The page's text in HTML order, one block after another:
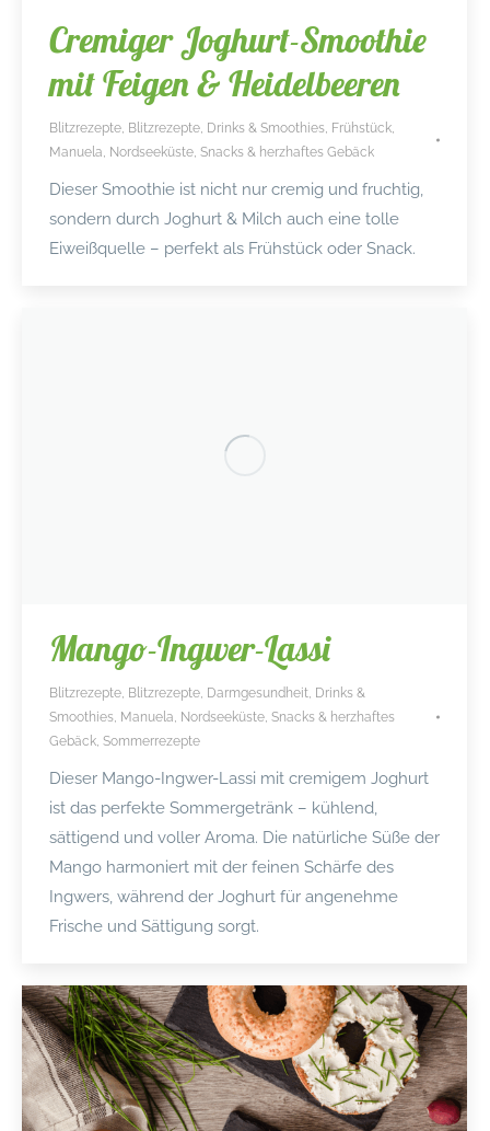
Cremiger Joghurt-Smoothie
mit Feigen & Heidelbeeren
Blitzrezepte Blitzrezepte Drinks & Smoothies Frühstück
Manuela Nordseeküste Snacks & herzhaftes Gebäck
Dieser Smoothie ist nicht nur cremig und fruchtig,
sondern durch Joghurt & Milch auch eine tolle
Eiweißquelle – perfekt als Frühstück oder Snack.
Mango-Ingwer-Lassi
Blitzrezepte, Blitzrezepte, Darmgesundheit, Drinks &
Smoothies, Manuela, Nordseeküste, Snacks & herzhaftes
Gebäck, Sommerrezepte
Dieser Mango-Ingwer-Lassi mit cremigem Joghurt
ist das perfekte Sommergetränk – kühlend,
sättigend und voller Aroma. Die natürliche Süße der
Mango harmoniert mit der feinen Schärfe des
Ingwers, während der Joghurt für angenehme
Frische und Sättigung sorgt.